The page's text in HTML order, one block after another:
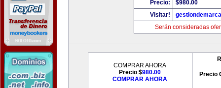
Precio:
$980.00
Visitar!
Serán consideradas
COMPRAR AHORA
Precio $980.00
COMPRAR AHORA
Precio